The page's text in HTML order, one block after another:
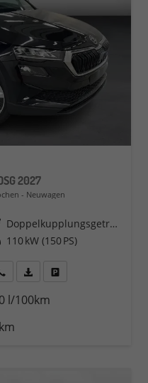
2027
Neuwagen
Doppelkupplungsgetriebe (DSG)
110 kW (150 PS)
Rückruf PDF-Datei, Fahrzeugexposé
l/100km